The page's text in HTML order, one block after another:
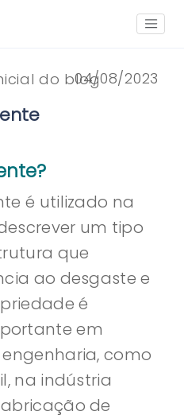
04/08/2023
do blog
é utilizado na
um tipo
que
ao desgaste e
é
em
como
na indústria
de